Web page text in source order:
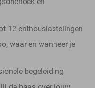
12 enthousiastelingen
waar en wanneer je
begeleiding